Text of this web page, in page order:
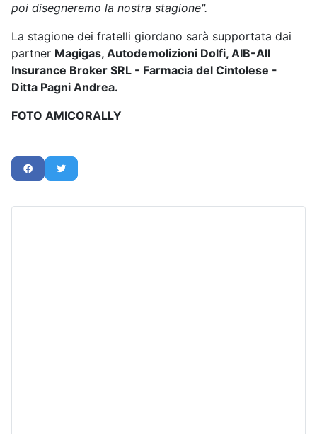
poi disegneremo la nostra stagione".
La stagione dei fratelli giordano sarà supportata dai
partner Magigas, Autodemolizioni Dolfi, AIB-All
Insurance Broker SRL - Farmacia del Cintolese -
Ditta Pagni Andrea.
FOTO AMICORALLY